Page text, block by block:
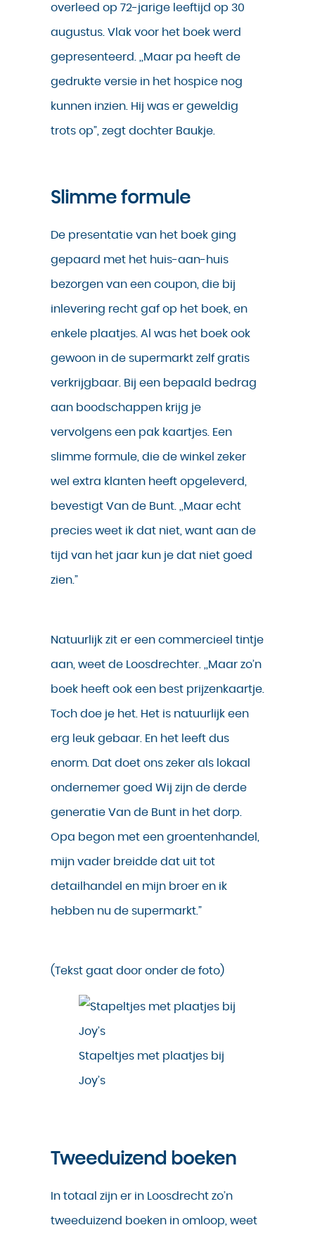
overleed op 72-jarige leeftijd op 30
augustus. Vlak voor het boek werd
gepresenteerd. ,,Maar pa heeft de
gedrukte versie in het hospice nog
kunnen inzien. Hij was er geweldig
trots op”, zegt dochter Baukje.
Slimme formule
De presentatie van het boek ging
gepaard met het huis-aan-huis
bezorgen van een coupon, die bij
inlevering recht gaf op het boek, en
enkele plaatjes. Al was het boek ook
gewoon in de supermarkt zelf gratis
verkrijgbaar. Bij een bepaald bedrag
aan boodschappen krijg je
vervolgens een pak kaartjes. Een
slimme formule, die de winkel zeker
wel extra klanten heeft opgeleverd,
bevestigt Van de Bunt. ,,Maar echt
precies weet ik dat niet, want aan de
tijd van het jaar kun je dat niet goed
zien.”
Natuurlijk zit er een commercieel tintje
aan, weet de Loosdrechter. ,,Maar zo’n
boek heeft ook een best prijzenkaartje.
Toch doe je het. Het is natuurlijk een
erg leuk gebaar. En het leeft dus
enorm. Dat doet ons zeker als lokaal
ondernemer goed Wij zijn de derde
generatie Van de Bunt in het dorp.
Opa begon met een groentenhandel,
mijn vader breidde dat uit tot
detailhandel en mijn broer en ik
hebben nu de supermarkt.”
(Tekst gaat door onder de foto)
Stapeltjes met plaatjes bij
Joy’s
Tweeduizend boeken
In totaal zijn er in Loosdrecht zo’n
tweeduizend boeken in omloop, weet